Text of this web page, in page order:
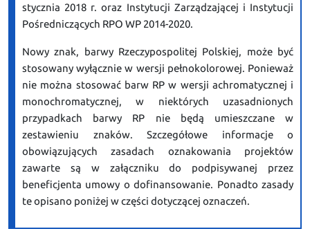
stycznia 2018 r. oraz Instytucji Zarządzającej i Instytucji
Pośredniczących RPO WP 2014-2020.
Nowy znak, barwy Rzeczypospolitej Polskiej, może być
stosowany wyłącznie w wersji pełnokolorowej. Ponieważ
nie można stosować barw RP w wersji achromatycznej i
monochromatycznej, w niektórych uzasadnionych
przypadkach barwy RP nie będą umieszczane w
zestawieniu znaków. Szczegółowe informacje o
obowiązujących zasadach oznakowania projektów
zawarte są w załączniku do podpisywanej przez
beneficjenta umowy o dofinansowanie. Ponadto zasady
te opisano poniżej w części dotyczącej oznaczeń.